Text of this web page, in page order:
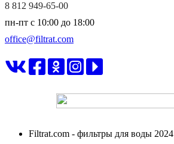
8 812 949-65-00
пн-пт c 10:00 до 18:00
office@filtrat.com
Filtrat.com - фильтры для воды 2024